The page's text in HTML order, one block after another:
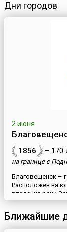
Дни городов
2 июня
1856 — 170-
на границе с
Благовещенск –
Расположен на
впадения реки
появились на
остановился
Ближайшие